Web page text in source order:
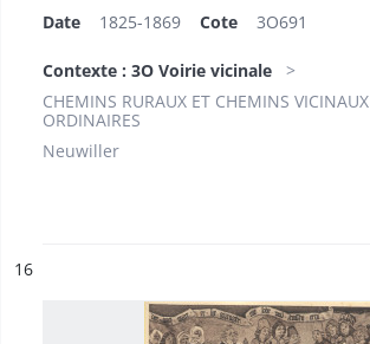
Date 1825-1869 Cote 3O691
Contexte : 3O Voirie vicinale
CHEMINS RURAUX ET CHEMINS VICINAUX
ORDINAIRES
Neuwiller
n°
16